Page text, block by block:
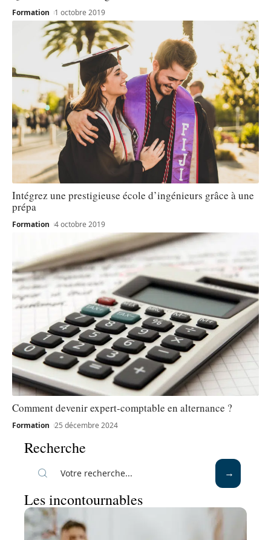
Formation 1 octobre 2019
Intégrez une prestigieuse école d’ingénieurs grâce à une
prépa
Formation 4 octobre 2019
Comment devenir expert-comptable en alternance ?
Formation 25 décembre 2024
Recherche
Les incontournables